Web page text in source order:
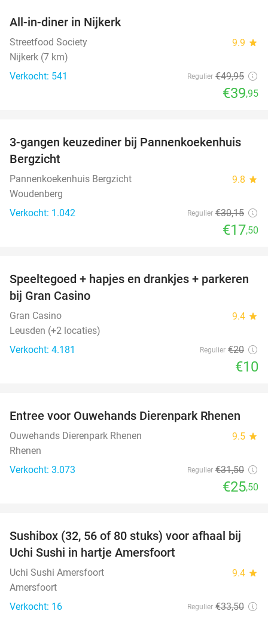
All-in-diner in Nijkerk
Streetfood Society 9.9 star
Nijkerk (7 km)
Verkocht: 541
Regulier €49,95
€39,95
42%
3-gangen keuzediner bij Pannenkoekenhuis
Bergzicht
Pannenkoekenhuis Bergzicht 9.8 star
Woudenberg
Verkocht: 1.042
Regulier €30,15
€17,50
50%
Speeltegoed + hapjes en drankjes + parkeren
bij Gran Casino
Gran Casino 9.4 star
Leusden (+2 locaties)
Verkocht: 4.181
Regulier €20
€10
19%
Entree voor Ouwehands Dierenpark Rhenen
Ouwehands Dierenpark Rhenen 9.5 star
Rhenen
Verkocht: 3.073
Regulier €31,50
€25,50
50%
Sushibox (32, 56 of 80 stuks) voor afhaal bij
Uchi Sushi in hartje Amersfoort
Uchi Sushi Amersfoort 9.4 star
Amersfoort
Verkocht: 16
Regulier €33,50